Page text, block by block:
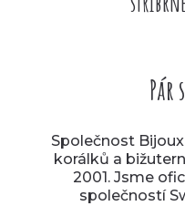
Pár
Společnost
korálků a
2001. Jsme
společností